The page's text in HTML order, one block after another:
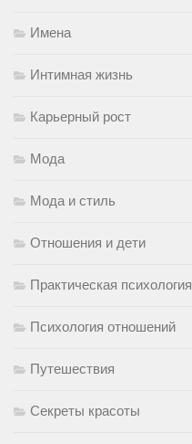
Имена
Интимная жизнь
Карьерный рост
Мода
Мода и стиль
Отношения и дети
Практическая психология
Психология отношений
Путешествия
Секреты красоты